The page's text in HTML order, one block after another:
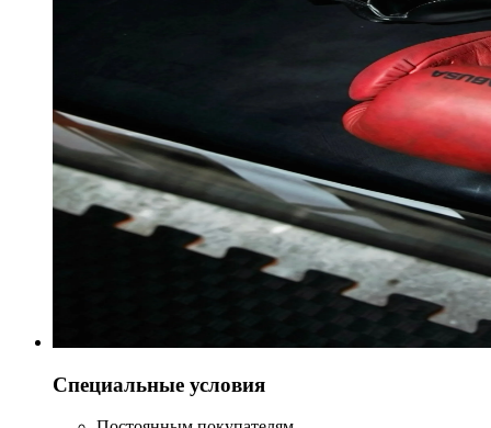
Специальные условия